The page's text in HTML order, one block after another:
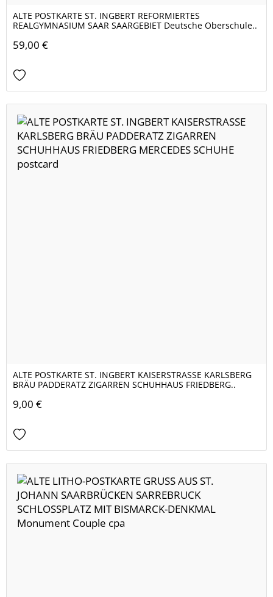
ALTE POSTKARTE ST. INGBERT REFORMIERTES
REALGYMNASIUM SAAR SAARGEBIET Deutsche Oberschule..
59,00 €
ALTE POSTKARTE ST. INGBERT KAISERSTRASSE KARLSBERG
BRÄU PADDERATZ ZIGARREN SCHUHHAUS FRIEDBERG..
9,00 €